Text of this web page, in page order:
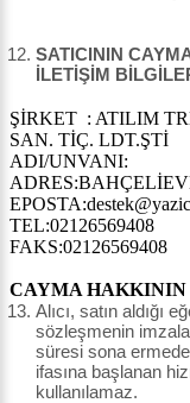
SATICININ
İLETİŞİM
ŞİRKET : ATILIM
SAN. TİÇ. LDT.ŞTİ
ADI/UNVANI:
TEL:02126569408
FAKS:02126569408
CAYMA HAKKININ
Alıcı, satın aldığı
sözleşmenin
süresi sona
ifasına başlanan
kullanılamaz.